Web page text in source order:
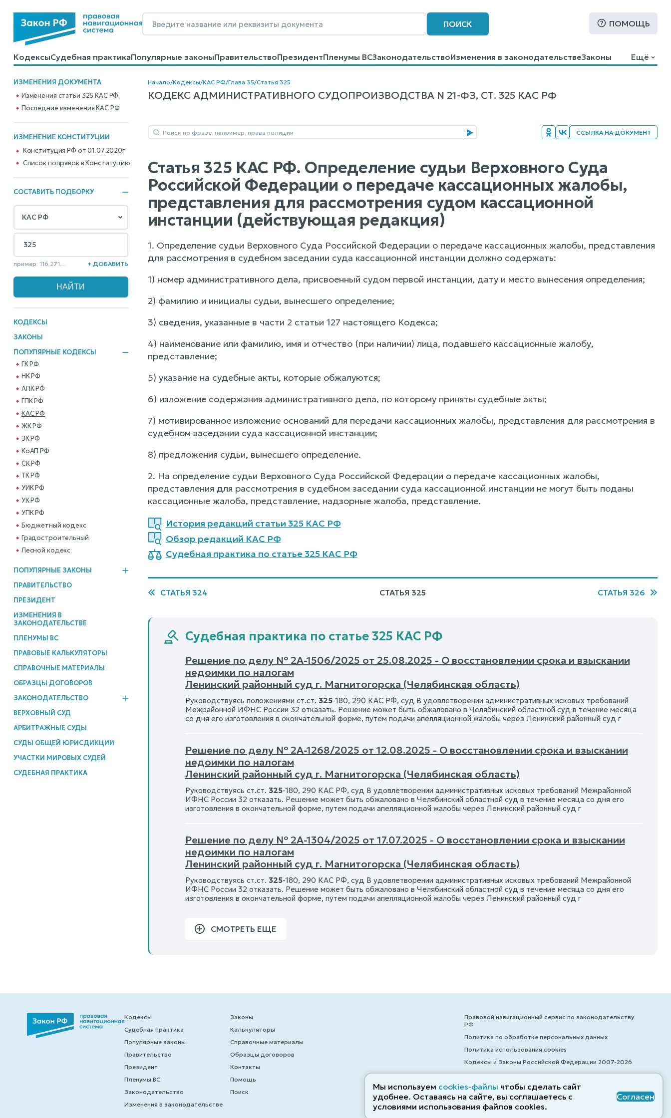
ПОИСК ПОМОЩЬ
КодексыСудебная практикаПопулярные законыПравительствоПрезидентПленумы ВСЗаконодательствоИзменения в законодательствеЗаконы
КалькуляторыСправочные материалыОбразцы договоровКонтактыПомощьПоиск
Ещё
ИЗМЕНЕНИЯ ДОКУМЕНТА
Изменения статьи 325 КАС РФ
Последние изменения КАС РФ
ИЗМЕНЕНИЕ КОНСТИТУЦИИ
Конституция РФ от 01.07.2020г
Cписок поправок в Конституцию
СОСТАВИТЬ ПОДБОРКУ
пример: 116,271,... + ДОБАВИТЬ
КОДЕКСЫ
ЗАКОНЫ
ПОПУЛЯРНЫЕ КОДЕКСЫ
ГК РФ
НК РФ
АПК РФ
ГПК РФ
КАС РФ
ЖК РФ
ЗК РФ
КоАП РФ
СК РФ
ТК РФ
УИК РФ
УК РФ
УПК РФ
Бюджетный кодекс
Градостроительный
Лесной кодекс
ПОПУЛЯРНЫЕ ЗАКОНЫ
ПРАВИТЕЛЬСТВО
ПРЕЗИДЕНТ
ИЗМЕНЕНИЯ В
ЗАКОНОДАТЕЛЬСТВЕ
ПЛЕНУМЫ ВС
ПРАВОВЫЕ КАЛЬКУЛЯТОРЫ
СПРАВОЧНЫЕ МАТЕРИАЛЫ
ОБРАЗЦЫ ДОГОВОРОВ
ЗАКОНОДАТЕЛЬСТВО
ВЕРХОВНЫЙ СУД
АРБИТРАЖНЫЕ СУДЫ
СУДЫ ОБЩЕЙ ЮРИСДИКЦИИ
УЧАСТКИ МИРОВЫХ СУДЕЙ
СУДЕБНАЯ ПРАКТИКА
Начало/Кодексы/КАС РФ/Глава 35/Статья 325
КОДЕКС АДМИНИСТРАТИВНОГО СУДОПРОИЗВОДСТВА N 21-ФЗ, СТ. 325 КАС РФ
ССЫЛКА НА ДОКУМЕНТ
Статья 325 КАС РФ. Определение судьи Верховного Суда
Российской Федерации о передаче кассационных жалобы,
представления для рассмотрения судом кассационной
инстанции (действующая редакция)
1. Определение судьи Верховного Суда Российской Федерации о передаче кассационных жалобы, представления
для рассмотрения в судебном заседании суда кассационной инстанции должно содержать:
1) номер административного дела, присвоенный судом первой инстанции, дату и место вынесения определения;
2) фамилию и инициалы судьи, вынесшего определение;
3) сведения, указанные в части 2 статьи 127 настоящего Кодекса;
4) наименование или фамилию, имя и отчество (при наличии) лица, подавшего кассационные жалобу,
представление;
5) указание на судебные акты, которые обжалуются;
6) изложение содержания административного дела, по которому приняты судебные акты;
7) мотивированное изложение оснований для передачи кассационных жалобы, представления для рассмотрения в
судебном заседании суда кассационной инстанции;
8) предложения судьи, вынесшего определение.
2. На определение судьи Верховного Суда Российской Федерации о передаче кассационных жалобы,
представления для рассмотрения в судебном заседании суда кассационной инстанции не могут быть поданы
кассационные жалоба, представление, надзорные жалоба, представление.
История редакций статьи 325 КАС РФ
Обзор редакций КАС РФ
Судебная практика по статье 325 КАС РФ
СТАТЬЯ 324 СТАТЬЯ 325 СТАТЬЯ 326
Судебная практика по статье 325 КАС РФ
Решение по делу № 2А-1506/2025 от 25.08.2025 - О восстановлении срока и взыскании
недоимки по налогам
Ленинский районный суд г. Магнитогорска (Челябинская область)
Руководствуясь положениями ст.ст. 325-180, 290 КАС РФ, суд В удовлетворении административных исковых требований
Межрайонной ИФНС России 32 отказать. Решение может быть обжаловано в Челябинский областной суд в течение месяца
со дня его изготовления в окончательной форме, путем подачи апелляционной жалобы через Ленинский районный суд г
Решение по делу № 2А-1268/2025 от 12.08.2025 - О восстановлении срока и взыскании
недоимки по налогам
Ленинский районный суд г. Магнитогорска (Челябинская область)
Руководствуясь ст.ст. 325-180, 290 КАС РФ, суд В удовлетворении административных исковых требований Межрайонной
ИФНС России 32 отказать. Решение может быть обжаловано в Челябинский областной суд в течение месяца со дня его
изготовления в окончательной форме, путем подачи апелляционной жалобы через Ленинский районный суд г
Решение по делу № 2А-1304/2025 от 17.07.2025 - О восстановлении срока и взыскании
недоимки по налогам
Ленинский районный суд г. Магнитогорска (Челябинская область)
Руководствуясь ст.ст. 325-180, 290 КАС РФ, суд В удовлетворении административных исковых требований Межрайонной
ИФНС России 32 отказать. Решение может быть обжаловано в Челябинский областной суд в течение месяца со дня его
изготовления в окончательной форме, путем подачи апелляционной жалобы через Ленинский районный суд г
СМОТРЕТЬ ЕЩЕ
Кодексы
Судебная практика
Популярные законы
Правительство
Президент
Пленумы ВС
Законодательство
Изменения в законодательстве
Законы
Калькуляторы
Справочные материалы
Образцы договоров
Контакты
Помощь
Поиск
Правовой навигационный сервис по законодательству
РФ
Политика по обработке персональных данных
Политика использования cookies
Кодексы и Законы Российской Федерации 2007-2026
© ZAKONRF.INFO
Мы используем cookies-файлы чтобы сделать сайт
удобнее. Оставаясь на сайте, вы соглашаетесь с
условиями использования файлов cооkies.
Согласен